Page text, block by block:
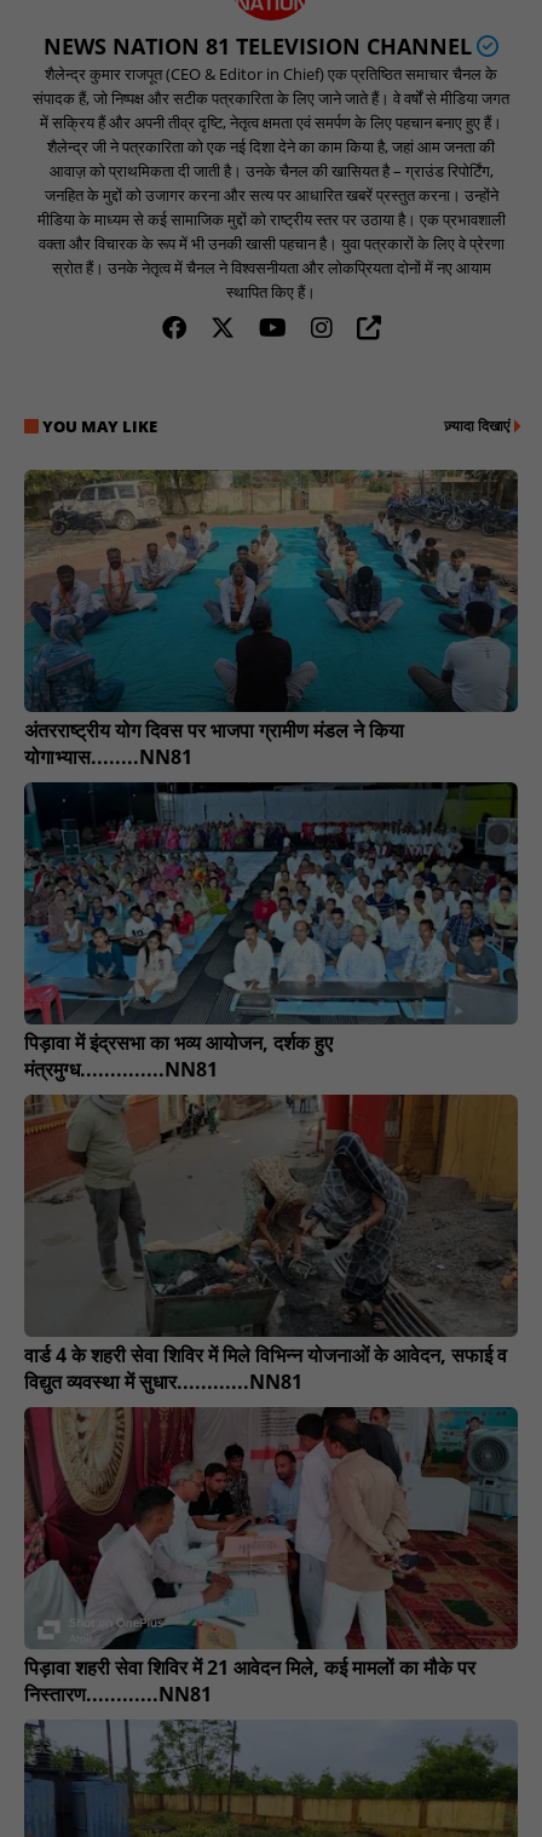
NEWS NATION 81 TELEVISION CHANNEL
शैलेन्द्र कुमार राजपूत (CEO & Editor in Chief) एक प्रतिष्ठित समाचार चैनल के
संपादक हैं, जो निष्पक्ष और सटीक पत्रकारिता के लिए जाने जाते हैं। वे वर्षों से मीडिया जगत
में सक्रिय हैं और अपनी तीव्र दृष्टि, नेतृत्व क्षमता एवं समर्पण के लिए पहचान बनाए हुए हैं।
शैलेन्द्र जी ने पत्रकारिता को एक नई दिशा देने का काम किया है, जहां आम जनता की
आवाज़ को प्राथमिकता दी जाती है। उनके चैनल की खासियत है – ग्राउंड रिपोर्टिंग,
जनहित के मुद्दों को उजागर करना और सत्य पर आधारित खबरें प्रस्तुत करना। उन्होंने
मीडिया के माध्यम से कई सामाजिक मुद्दों को राष्ट्रीय स्तर पर उठाया है। एक प्रभावशाली
वक्ता और विचारक के रूप में भी उनकी खासी पहचान है। युवा पत्रकारों के लिए वे प्रेरणा
स्रोत हैं। उनके नेतृत्व में चैनल ने विश्वसनीयता और लोकप्रियता दोनों में नए आयाम
स्थापित किए हैं।
YOU MAY LIKE ज़्यादा दिखाएं
अंतरराष्ट्रीय योग दिवस पर भाजपा ग्रामीण मंडल ने किया
योगाभ्यास........NN81
पिड़ावा में इंद्रसभा का भव्य आयोजन, दर्शक हुए
मंत्रमुग्ध..............NN81
वार्ड 4 के शहरी सेवा शिविर में मिले विभिन्न योजनाओं के आवेदन, सफाई व
विद्युत व्यवस्था में सुधार............NN81
पिड़ावा शहरी सेवा शिविर में 21 आवेदन मिले, कई मामलों का मौके पर
निस्तारण............NN81